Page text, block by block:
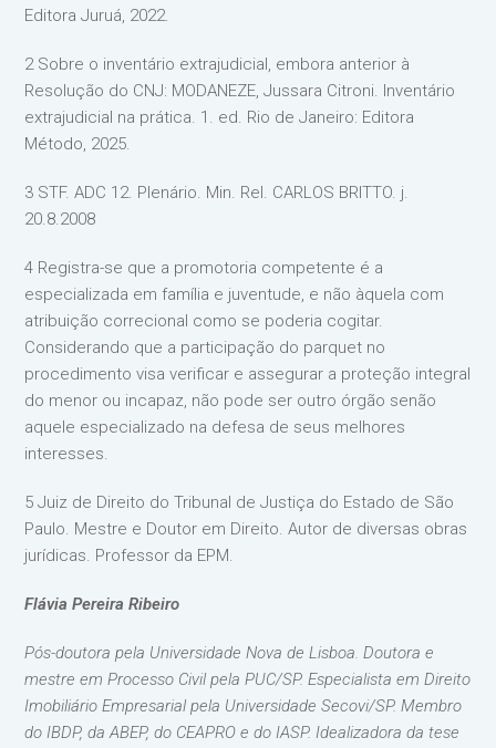
Editora Juruá, 2022.
2 Sobre o inventário extrajudicial, embora anterior à
Resolução do CNJ: MODANEZE, Jussara Citroni. Inventário
extrajudicial na prática. 1. ed. Rio de Janeiro: Editora
Método, 2025.
3 STF. ADC 12. Plenário. Min. Rel. CARLOS BRITTO. j.
20.8.2008
4 Registra-se que a promotoria competente é a
especializada em família e juventude, e não àquela com
atribuição correcional como se poderia cogitar.
Considerando que a participação do parquet no
procedimento visa verificar e assegurar a proteção integral
do menor ou incapaz, não pode ser outro órgão senão
aquele especializado na defesa de seus melhores
interesses.
5 Juiz de Direito do Tribunal de Justiça do Estado de São
Paulo. Mestre e Doutor em Direito. Autor de diversas obras
jurídicas. Professor da EPM.
Flávia Pereira Ribeiro
Pós-doutora pela Universidade Nova de Lisboa. Doutora e
mestre em Processo Civil pela PUC/SP. Especialista em Direito
Imobiliário Empresarial pela Universidade Secovi/SP. Membro
do IBDP, da ABEP, do CEAPRO e do IASP. Idealizadora da tese